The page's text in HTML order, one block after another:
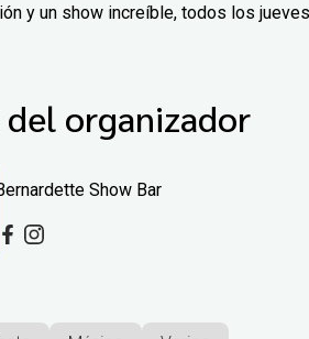
y un show increíble, todos los
del organizador
Show Bar